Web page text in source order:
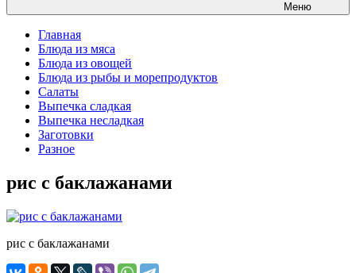
Меню
Главная
Блюда из мяса
Блюда из овощей
Блюда из рыбы и морепродуктов
Салаты
Выпечка сладкая
Выпечка несладкая
Заготовки
Разное
рис с баклажанами
рис с баклажанами